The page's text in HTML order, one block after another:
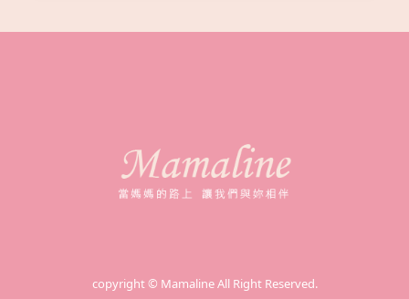
copyright © Mamaline All Right Reserved.